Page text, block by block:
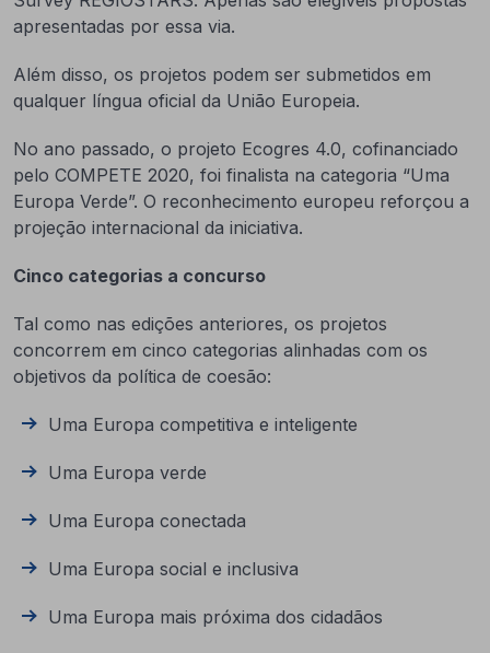
apresentadas por essa via.
Além disso, os projetos podem ser submetidos em
qualquer língua oficial da União Europeia.
No ano passado, o projeto Ecogres 4.0, cofinanciado
pelo COMPETE 2020, foi finalista na categoria “Uma
Europa Verde”. O reconhecimento europeu reforçou a
projeção internacional da iniciativa.
Cinco categorias a concurso
Tal como nas edições anteriores, os projetos
concorrem em cinco categorias alinhadas com os
objetivos da política de coesão:
Uma Europa competitiva e inteligente
Uma Europa verde
Uma Europa conectada
Uma Europa social e inclusiva
Uma Europa mais próxima dos cidadãos